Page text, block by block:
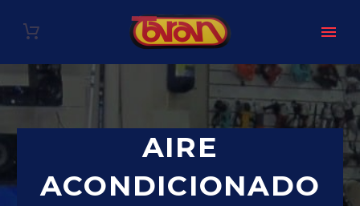
AIRE
ACONDICIONADO